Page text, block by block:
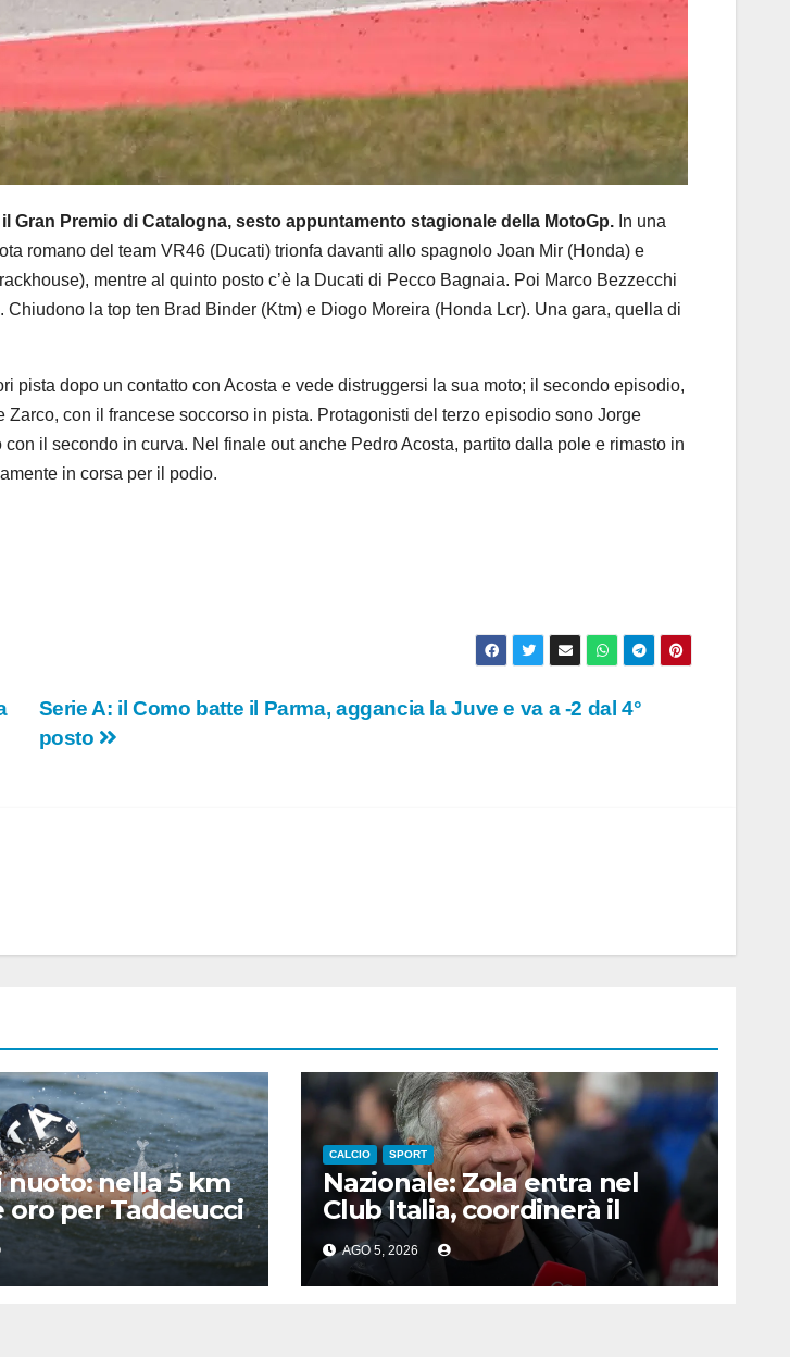
Gran Premio di Catalogna, sesto appuntamento stagionale della MotoGp. In una
romano del team VR46 (Ducati) trionfa davanti allo spagnolo Joan Mir (Honda) e
mentre al quinto posto c’è la Ducati di Pecco Bagnaia. Poi Marco Bezzecchi
la top ten Brad Binder (Ktm) e Diogo Moreira (Honda Lcr). Una gara, quella di
pista dopo un contatto con Acosta e vede distruggersi la sua moto; il secondo episodio,
con il francese soccorso in pista. Protagonisti del terzo episodio sono Jorge
il secondo in curva. Nel finale out anche Pedro Acosta, partito dalla pole e rimasto in
in corsa per il podio.
Serie A: il Como batte il Parma, aggancia la Juve e va a -2 dal 4°
posto
nuoto: nella 5 km
per Taddeucci
Pozzobon
CALCIO SPORT
Nazionale: Zola entra nel
Club Italia, coordinerà il
settore giovanile
AGO 5, 2026